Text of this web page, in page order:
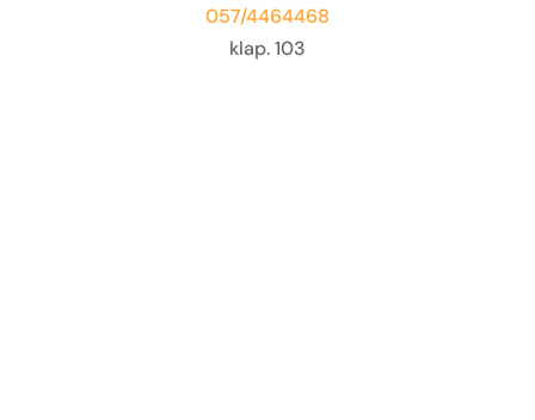
057/4464468
klap. 103